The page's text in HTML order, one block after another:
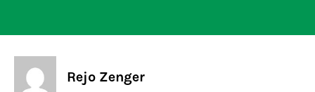
Rejo Zenger